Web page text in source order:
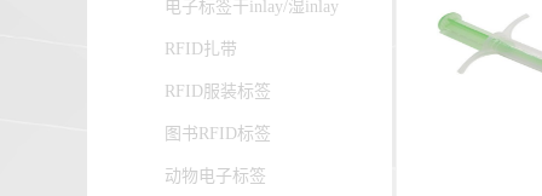
电子标签干inlay/湿inlay
RFID扎带
RFID服装标签
图书RFID标签
动物电子标签